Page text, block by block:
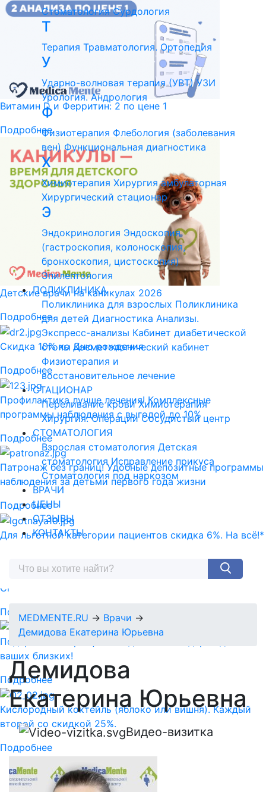
Витамин D и Ферритин: 2 по цене 1
Подробнее
Детские врачи на каникулах 2026
Подробнее
Скидка 10% ко Дню рождения
Подробнее
Профилактика лучше лечения! Комплексные
программы наблюдения с выгодой до 10%
Подробнее
Патронаж без границ! Удобные депозитные программы
наблюдения за детьми первого года жизни
Подробнее
Для льготной категории пациентов скидка 6%. На всё!*
Спермограмма + MAR тест = 5890 руб.
Подробнее
Подарочный сертификат-идеальный подарок для
ваших близких!
Подробнее
Кислородный коктейль (яблоко или вишня). Каждый
второй со скидкой 25%.
Подробнее
Стоматология Сурдология
Т
Терапия Травматология. Ортопедия
У
Ударно-волновая терапия (УВТ) УЗИ
Урология. Андрология
Ф
Физиотерапия Флебология (заболевания
вен) Функциональная диагностика
Х
Химиотерапия Хирургия амбулаторная
Хирургический стационар
Э
Эндокринология Эндоскопия
(гастроскопия, колоноскопия,
бронхоскопия, цистоскопия)
Эпилептология
ПОЛИКЛИНИКА
Поликлиника для взрослых Поликлиника
для детей Диагностика Анализы.
Экспресс-анализы Кабинет диабетической
стопы Косметологический кабинет
Физиотерапия и
восстановительное лечение
СТАЦИОНАР
Переливание крови Химиотерапия
Хирургия. Операции Сосудистый центр
СТОМАТОЛОГИЯ
Взрослая стоматология Детская
стоматология Исправление прикуса
Стоматология под наркозом
ВРАЧИ
ЦЕНЫ
ОТЗЫВЫ
КОНТАКТЫ
MEDMENTE.RU → Врачи →
Демидова Екатерина Юрьевна
Демидова
Екатерина Юрьевна
Видео-визитка